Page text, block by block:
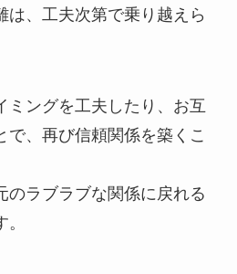
は、工夫次第で乗り越えら
ミングを工夫したり、お互
で、再び信頼関係を築くこ
のラブラブな関係に戻れる